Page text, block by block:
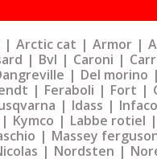
Arctic cat Armor
Bvl Caroni
Del morino
Feraboli Fort
Idass Infaco
Kymco Labbe rotiel
Massey
Nordsten